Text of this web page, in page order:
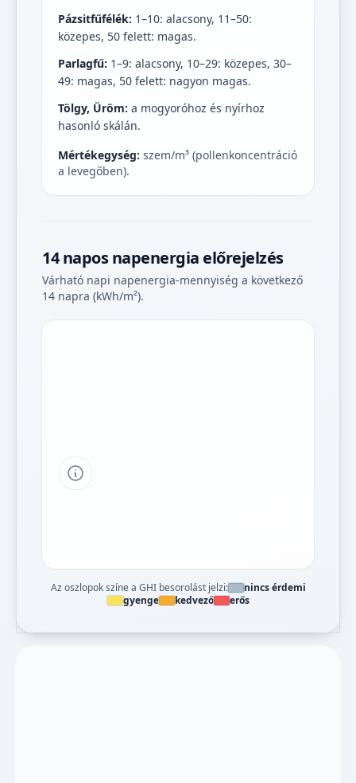
Pázsitfűfélék: 1–10: alacsony, 11–50:
közepes, 50 felett: magas.
Parlagfű: 1–9: alacsony, 10–29: közepes, 30–
49: magas, 50 felett: nagyon magas.
Tölgy, Üröm: a mogyoróhoz és nyírhoz
hasonló skálán.
Mértékegység: szem/m³ (pollenkoncentráció
a levegőben).
14 napos napenergia előrejelzés
Várható napi napenergia-mennyiség a következő
14 napra (kWh/m²).
Tipp a grafikon jelmagyarázatához
Az oszlopok színe a GHI besorolást jelzi:
nincs érdemi
gyenge
kedvező erős